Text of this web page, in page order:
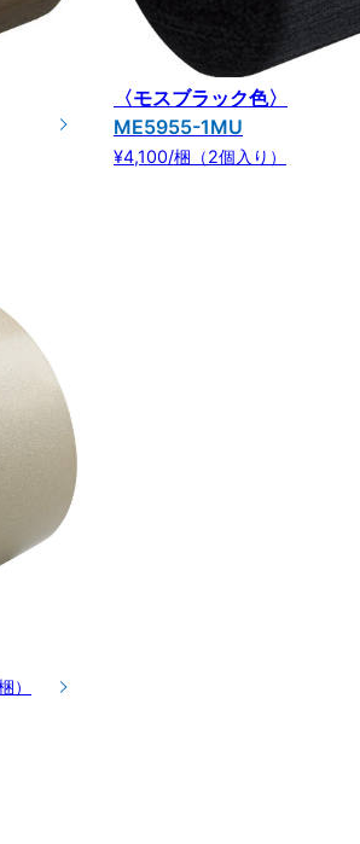
〈モスブラック色〉
ME5955-1MU
¥4,100/梱（2個入り）
）